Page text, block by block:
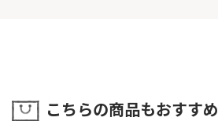
こちらの商品もおすすめ